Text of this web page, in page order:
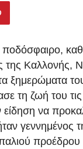
ποδόσφαιρο,
της Καλλονής,
ξημερώματα
τη ζωή του
να
γεννημένος
παλιού